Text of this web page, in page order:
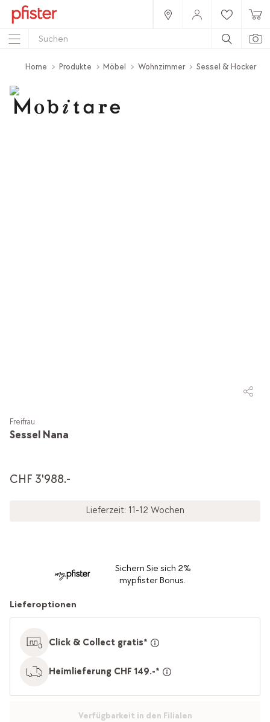
Home Produkte Möbel Wohnzimmer Sessel & Hocker
Sessel Nana
Freifrau
CHF 3'988.-
Lieferzeit: 11-12 Wochen
Sichern Sie sich 2%
mypfister Bonus.
Lieferoptionen
Click & Collect gratis*
Heimlieferung CHF 149.-*
Verfügbarkeit in den Filialen